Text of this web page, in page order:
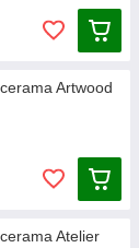
Artwood
Atelier